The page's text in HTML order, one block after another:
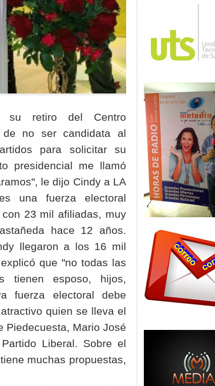
su retiro del Centro
de no ser candidata al
para solicitar su
presidencial me llamó
le dijo Cindy a LA
una fuerza electoral
23 mil afiliadas, muy
hace 12 años.
llegaron a los 16 mil
que "no todas las
tienen esposo, hijos,
fuerza electoral debe
quien se lleva el
Piedecuesta, Mario José
Liberal. Sobre el
muchas propuestas,